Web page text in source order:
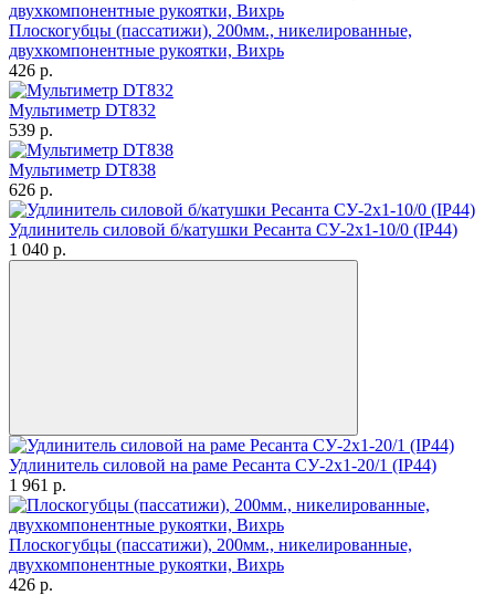
Плоскогубцы (пассатижи), 200мм., никелированные,
двухкомпонентные рукоятки, Вихрь
426 p.
Мультиметр DT832
539 p.
Мультиметр DT838
626 p.
Удлинитель силовой б/катушки Ресанта СУ-2х1-10/0 (IP44)
1 040 p.
Удлинитель силовой на раме Ресанта СУ-2х1-20/1 (IP44)
1 961 p.
Плоскогубцы (пассатижи), 200мм., никелированные,
двухкомпонентные рукоятки, Вихрь
426 p.